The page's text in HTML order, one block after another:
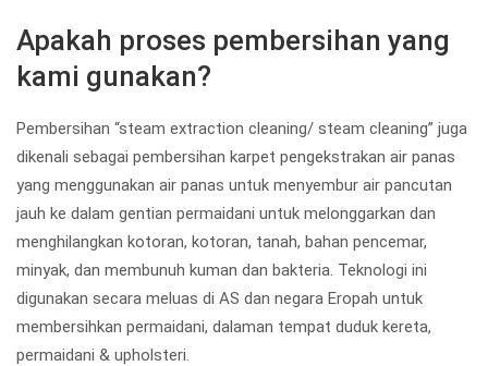
Apakah proses pembersihan yang
kami gunakan?
Pembersihan “steam extraction cleaning/ steam cleaning” juga
dikenali sebagai pembersihan karpet pengekstrakan air panas
yang menggunakan air panas untuk menyembur air pancutan
jauh ke dalam gentian permaidani untuk melonggarkan dan
menghilangkan kotoran, kotoran, tanah, bahan pencemar,
minyak, dan membunuh kuman dan bakteria. Teknologi ini
digunakan secara meluas di AS dan negara Eropah untuk
membersihkan permaidani, dalaman tempat duduk kereta,
permaidani & upholsteri.